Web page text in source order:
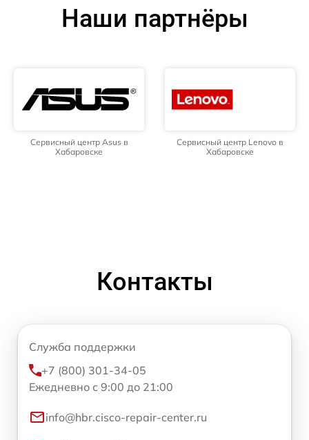
Наши партнёры
Сервисный центр Asus в
Хабаровске
Сервисный центр Lenovo в
Хабаровске
Контакты
Служба поддержки
+7 (800) 301-34-05
Ежедневно с 9:00 до 21:00
info@hbr.cisco-repair-center.ru